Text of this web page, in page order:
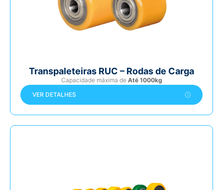
Transpaleteiras RUC – Rodas de Carga
Capacidade máxima de Até 1000kg
VER DETALHES